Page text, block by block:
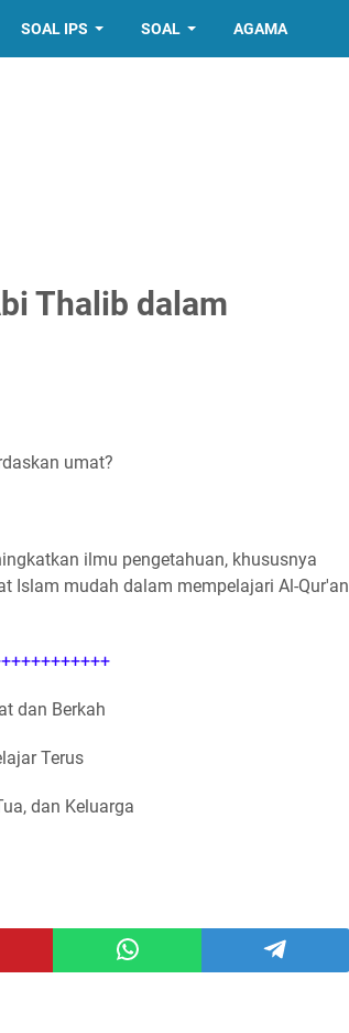
SOAL IPS SOAL AGAMA
Thalib dalam
umat?
ilmu pengetahuan, khususnya
Islam mudah dalam mempelajari Al-Qur'an
dan Berkah
Terus
dan Keluarga